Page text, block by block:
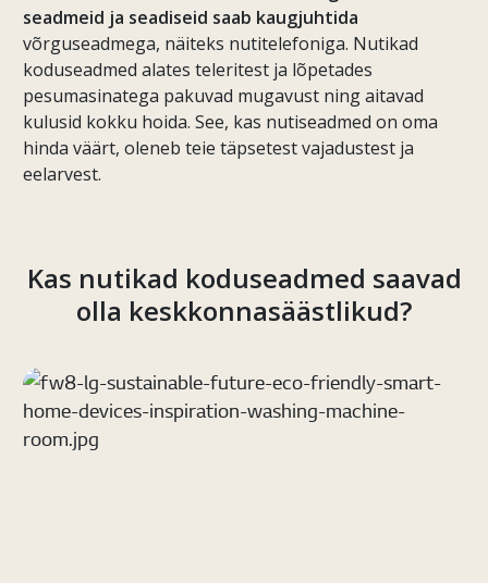
seadmeid ja seadiseid saab kaugjuhtida
võrguseadmega, näiteks nutitelefoniga. Nutikad
koduseadmed alates teleritest ja lõpetades
pesumasinatega pakuvad mugavust ning aitavad
kulusid kokku hoida. See, kas nutiseadmed on oma
hinda väärt, oleneb teie täpsetest vajadustest ja
eelarvest.
Kas nutikad koduseadmed saavad
olla keskkonnasäästlikud?